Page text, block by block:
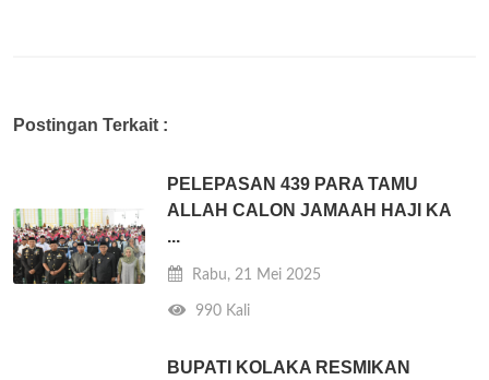
Postingan Terkait :
PELEPASAN 439 PARA TAMU
ALLAH CALON JAMAAH HAJI KA
...
Rabu, 21 Mei 2025
990 Kali
BUPATI KOLAKA RESMIKAN